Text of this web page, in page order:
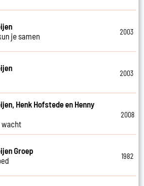
je samen
2003
2003
Henk Hofstede en Henny
wacht
2008
Groep
1982